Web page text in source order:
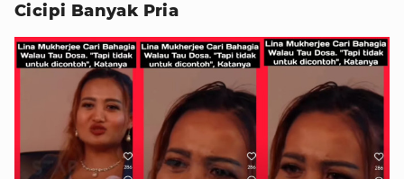
Cicipi Banyak Pria